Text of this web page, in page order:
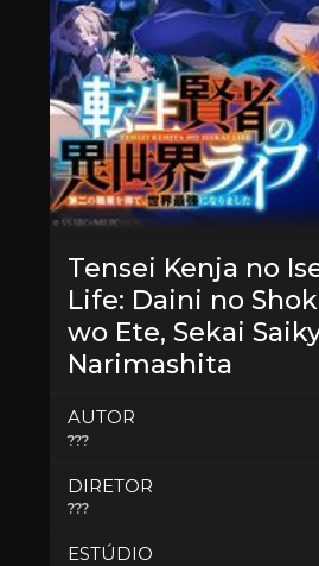
Tensei Kenja no
Life: Daini no
wo Ete, Sekai
Narimashita
AUTOR
???
DIRETOR
???
ESTÚDIO